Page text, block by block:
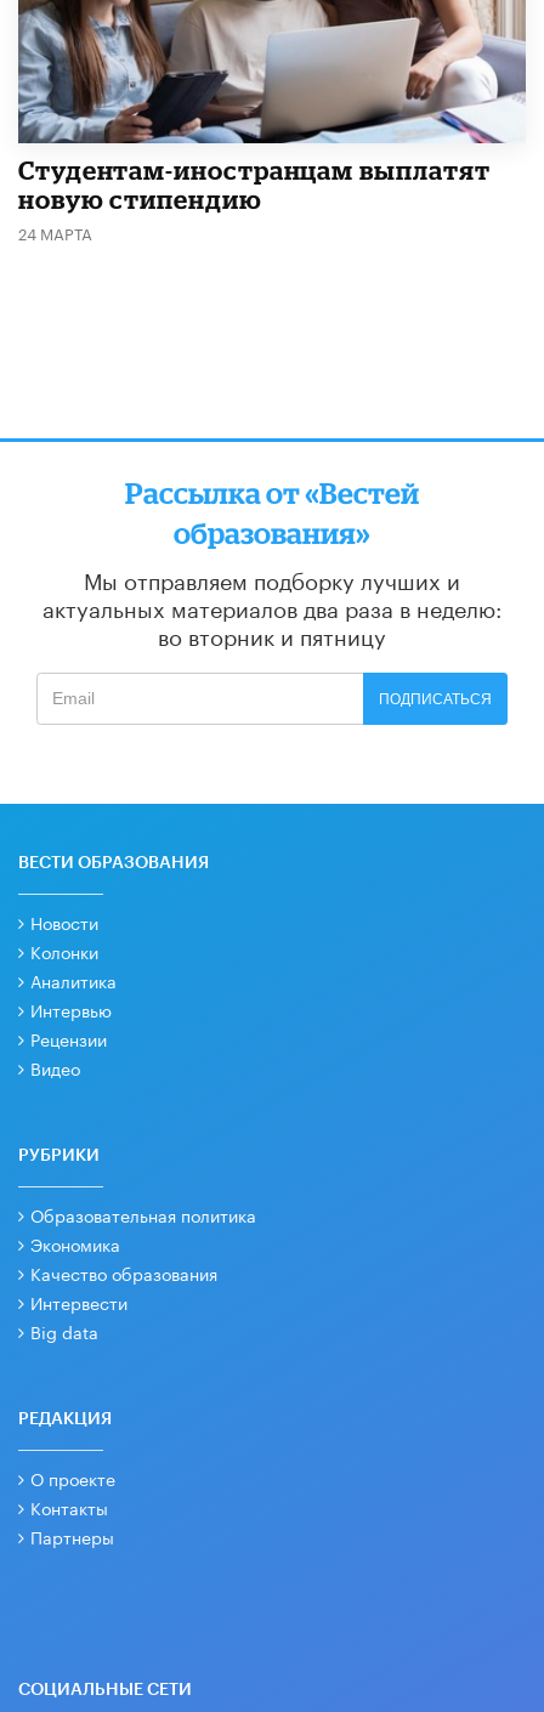
Студентам-иностранцам выплатят
новую стипендию
24 МАРТА
Рассылка от «Вестей
образования»
Мы отправляем подборку лучших и
актуальных материалов два раза в неделю:
во вторник и пятницу
ПОДПИСАТЬСЯ
ВЕСТИ ОБРАЗОВАНИЯ
Новости
Колонки
Аналитика
Интервью
Рецензии
Видео
РУБРИКИ
Образовательная политика
Экономика
Качество образования
Интервести
Big data
РЕДАКЦИЯ
О проекте
Контакты
Партнеры
СОЦИАЛЬНЫЕ СЕТИ